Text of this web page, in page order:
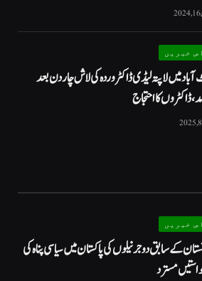
خبریں
میں لاپتہ لیڈی ڈاکٹر وردہ کی لاش چار دن بعد
ڈاکٹروں کا احتجاج
خبریں
کے سابق دو جرنیلوں کی پاکستان میں سیاسی پناہ کی
مسترد